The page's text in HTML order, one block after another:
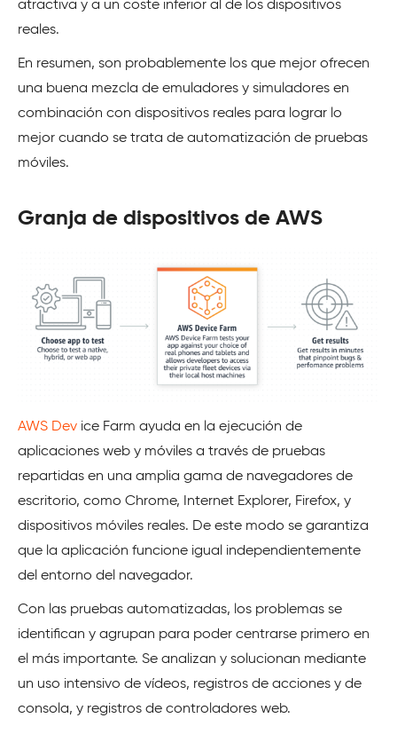
atractiva y a un coste inferior al de los dispositivos
reales.
En resumen, son probablemente los que mejor ofrecen
una buena mezcla de emuladores y simuladores en
combinación con dispositivos reales para lograr lo
mejor cuando se trata de automatización de pruebas
móviles.
Granja de dispositivos de AWS
AWS Dev ice Farm ayuda en la ejecución de
aplicaciones web y móviles a través de pruebas
repartidas en una amplia gama de navegadores de
escritorio, como Chrome, Internet Explorer, Firefox, y
dispositivos móviles reales. De este modo se garantiza
que la aplicación funcione igual independientemente
del entorno del navegador.
Con las pruebas automatizadas, los problemas se
identifican y agrupan para poder centrarse primero en
el más importante. Se analizan y solucionan mediante
un uso intensivo de vídeos, registros de acciones y de
consola, y registros de controladores web.